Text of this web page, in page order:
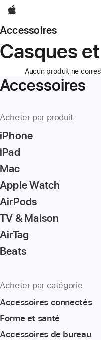
Apple
Accessoires
Casques
Aucun produit ne
Accessoires
Acheter par produit
iPhone
iPad
Mac
Apple Watch
AirPods
TV & Maison
AirTag
Beats
Acheter par catégorie
Accessoires connectés
Forme et santé
Accessoires de bureau